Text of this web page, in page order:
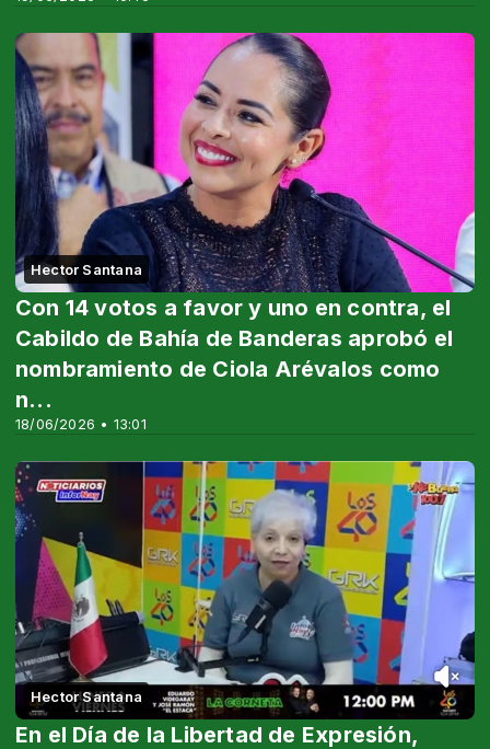
Hector Santana
18/06/2026 • 13:01
Con 14 votos a favor y uno en contra, el
Cabildo de Bahía de Banderas aprobó el
nombramiento de Ciola Arévalos como
n...
Hector Santana
En el Día de la Libertad de Expresión,